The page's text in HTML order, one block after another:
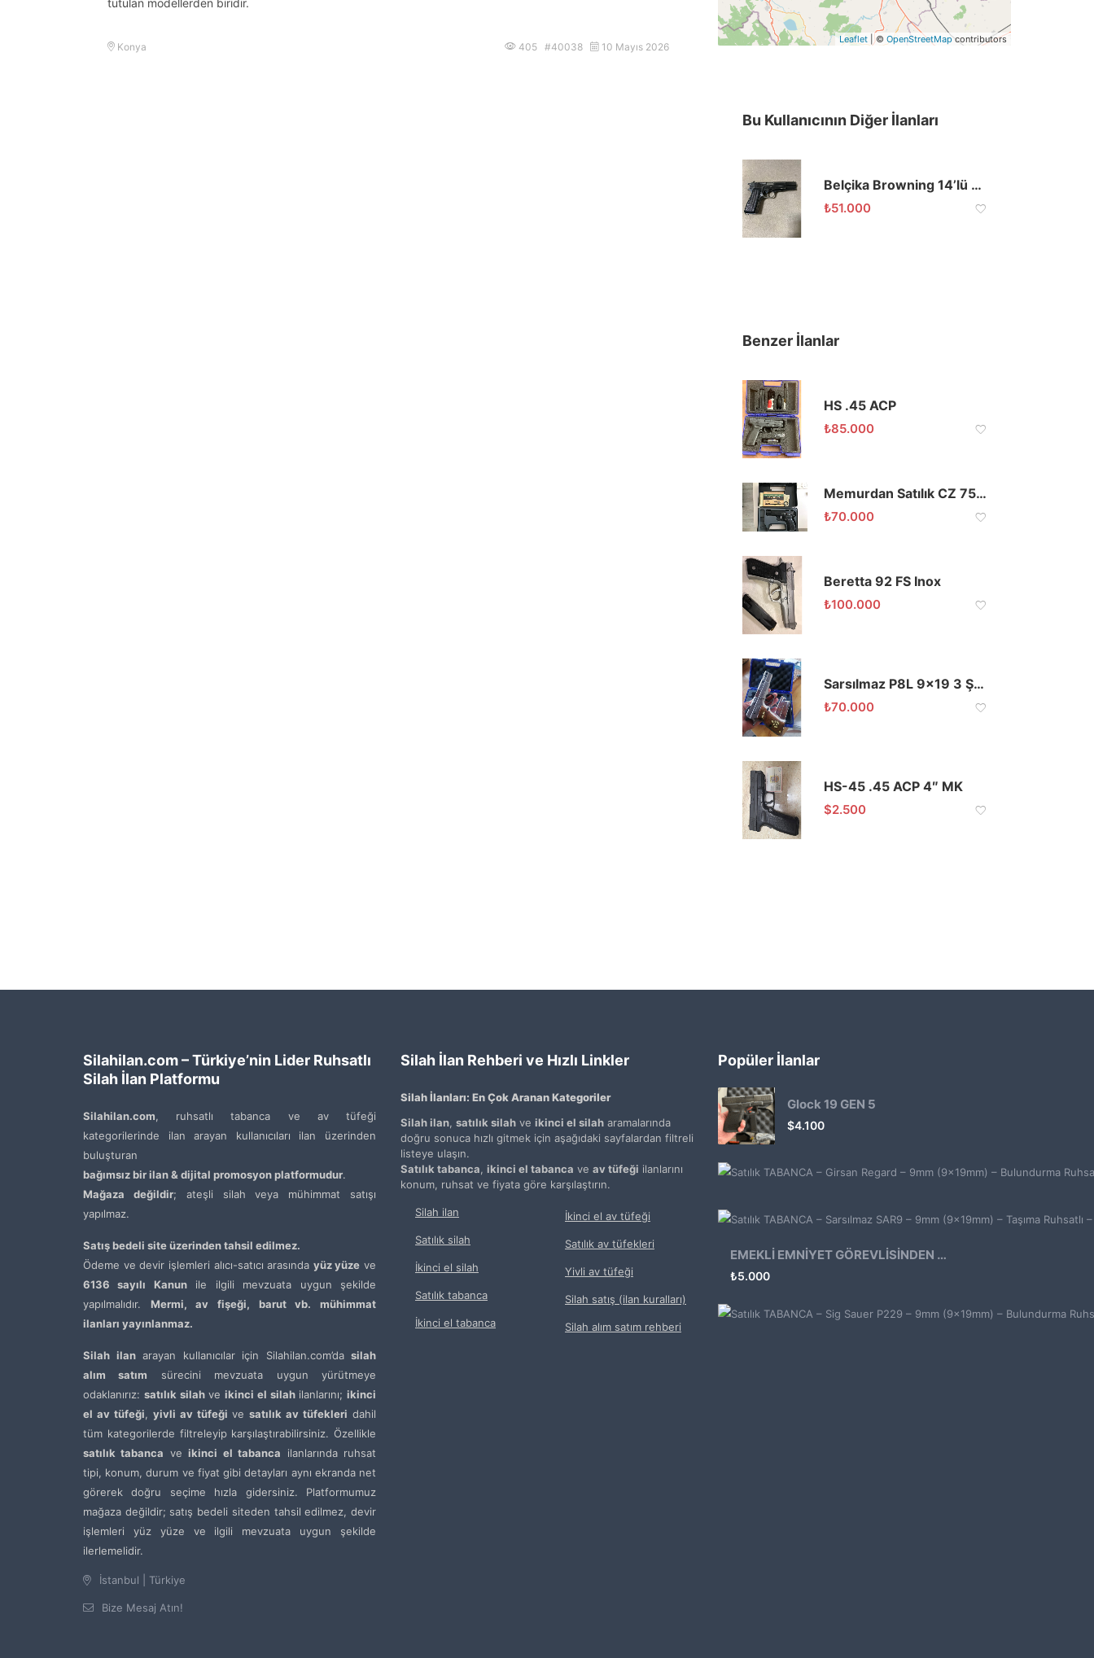
tutulan modellerden biridir.
Konya 405 #40038 10 Mayıs 2026
Leaflet | © OpenStreetMapcontributors
Bu Kullanıcının Diğer İlanları
Belçika Browning 14’lü 245 PM Serisi 9×19
₺51.000
Benzer İlanlar
HS .45 ACP
₺85.000
Memurdan Satılık CZ 75 B Tabanca 95 Model
₺70.000
Beretta 92 FS Inox
₺100.000
Sarsılmaz P8L 9×19 3 Şarjörlü
₺70.000
HS-45 .45 ACP 4″ MK
$2.500
Silahilan.com – Türkiye’nin Lider Ruhsatlı
Silah İlan Platformu
Silahilan.com, ruhsatlı tabanca ve av tüfeği
kategorilerinde ilan arayan kullanıcıları ilan üzerinden
buluşturan
bağımsız bir ilan & dijital promosyon platformudur.
Mağaza değildir; ateşli silah veya mühimmat satışı
yapılmaz.
Satış bedeli site üzerinden tahsil edilmez.
Ödeme ve devir işlemleri alıcı-satıcı arasında yüz yüze ve
6136 sayılı Kanunile ilgili mevzuata uygun şekilde
yapılmalıdır. Mermi, av fişeği, barut vb. mühimmat
ilanları yayınlanmaz.
Silah ilanarayan kullanıcılar için Silahilan.com’da silah
alım satım sürecini mevzuata uygun yürütmeye
odaklanırız: satılık silahve ikinci el silahilanlarını; ikinci
el av tüfeği, yivli av tüfeği vesatılık av tüfekleri dahil
tüm kategorilerde filtreleyip karşılaştırabilirsiniz. Özellikle
satılık tabanca veikinci el tabanca ilanlarında ruhsat
tipi, konum, durum ve fiyat gibi detayları aynı ekranda net
görerek doğru seçime hızla gidersiniz. Platformumuz
mağaza değildir; satış bedeli siteden tahsil edilmez, devir
işlemleri yüz yüze ve ilgili mevzuata uygun şekilde
ilerlemelidir.
İstanbul | Türkiye
Bize Mesaj Atın!
Silah İlan Rehberi ve Hızlı Linkler
Silah İlanları: En Çok Aranan Kategoriler
Silah ilan satılık silah ve ikinci el silah aramalarında
doğru sonuca hızlı gitmek için aşağıdaki sayfalardan filtreli
listeye ulaşın.
Satılık tabanca ikinci el tabanca ve av tüfeği ilanlarını
konum, ruhsat ve fiyata göre karşılaştırın.
Silah ilan
Satılık silah
İkinci el silah
Satılık tabanca
İkinci el tabanca
İkinci el av tüfeği
Satılık av tüfekleri
Yivli av tüfeği
Silah satış (ilan kuralları)
Silah alım satım rehberi
Popüler İlanlar
Glock 19 GEN 5
$4.100
EMEKLİ EMNİYET GÖREVLİSİNDEN ATMACA 53 KLASİK14
₺5.000